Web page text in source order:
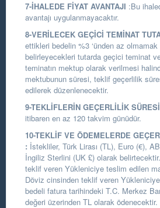
7-İHALEDE FİYAT AVANTAJI :Bu
avantajı uygulanmayacaktır.
8-VERİLECEK GEÇİCİ TEMİNAT
ettikleri bedelin %3 ‘ünden az
belirleyecekleri tutarda geçici teminat
teminatın mektup olarak verilmesi
mektubunun süresi, teklif geçerlilik
edilerek düzenlenecektir.
9-TEKLİFLERİN GEÇERLİLİK
itibaren en az 120 takvim günüdür.
10-TEKLİF VE ÖDEMELERDE
: İstekliler, Türk Lirası (TL), Euro (€),
İngiliz Sterlini (UK £) olarak
teklif veren Yükleniciye teslim edilen
Döviz cinsinden teklif veren
bedeli fatura tarihindeki T.C. Merkez
değeri üzerinden TL olarak ödenecektir.